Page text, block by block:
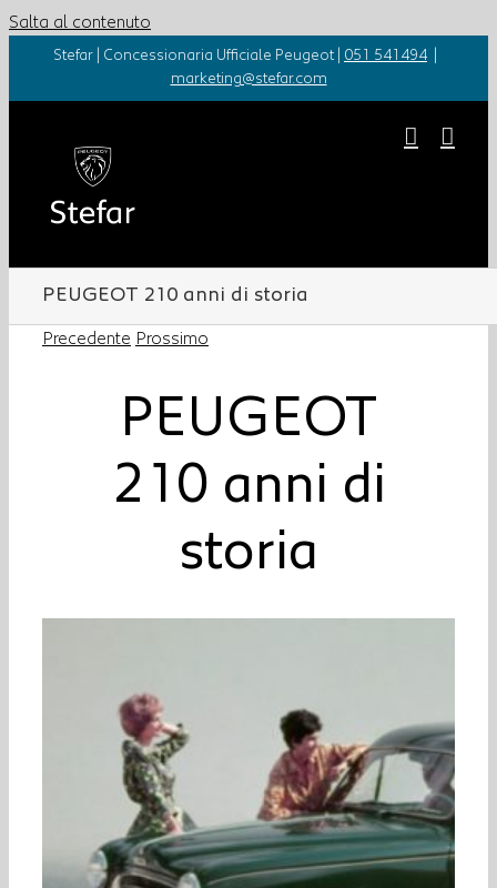
Salta al contenuto
Stefar | Concessionaria Ufficiale Peugeot | 051 541494
marketing@stefar.com
PEUGEOT 210 anni di storia
Precedente Prossimo
PEUGEOT
210 anni di
storia